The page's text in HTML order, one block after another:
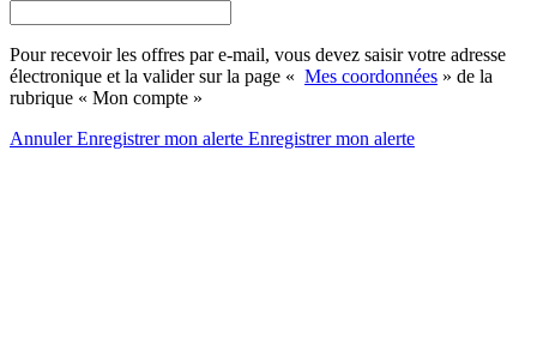
Pour recevoir les offres par e-mail, vous devez saisir votre adresse
électronique et la valider sur la page « Mes coordonnées » de la
rubrique « Mon compte »
AnnulerEnregistrer mon alerte Enregistrermon alerte